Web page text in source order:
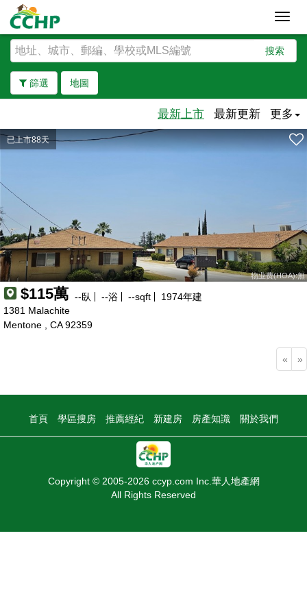
搜索
篩選 地圖
去除邊界
最新上市 最新更新 更多
已上市88天
物业费(HOA):無
$115萬 --臥 --浴 --sqft 1974年建
1381 Malachite
Mentone , CA 92359
« »
首頁 學區搜房 推薦經紀 新建房 房產知識 關於我們
Copyright © 2005-2026 ccyp.com Inc.華人地產網
All Rights Reserved